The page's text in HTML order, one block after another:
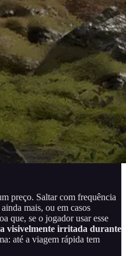
preço. Saltar com frequência
mais, ou em casos
que, se o jogador usar esse
visivelmente irritada durante
até a viagem rápida tem